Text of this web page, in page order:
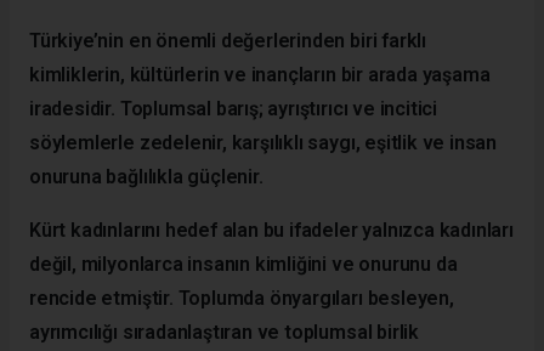
Türkiye’nin en önemli değerlerinden biri farklı
kimliklerin, kültürlerin ve inançların bir arada yaşama
iradesidir. Toplumsal barış; ayrıştırıcı ve incitici
söylemlerle zedelenir, karşılıklı saygı, eşitlik ve insan
onuruna bağlılıkla güçlenir.
Kürt kadınlarını hedef alan bu ifadeler yalnızca kadınları
değil, milyonlarca insanın kimliğini ve onurunu da
rencide etmiştir. Toplumda önyargıları besleyen,
ayrımcılığı sıradanlaştıran ve toplumsal birlik